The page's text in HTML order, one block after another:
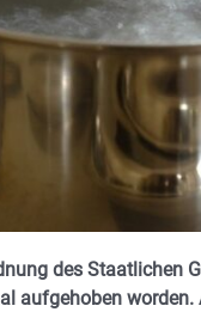
des Staatlichen
aufgehoben